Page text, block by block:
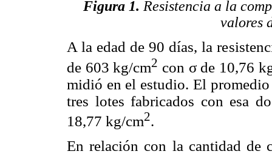
Figura 1. Resistencia a la
valores
A la edad de 90 días, la
de 603 kg/cm2 con σ de 10,76
midió en el estudio. El promedio
tres lotes fabricados con esa
18,77 kg/cm2.
En relación con la cantidad de